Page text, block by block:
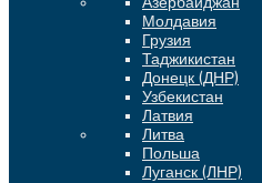
Молдавия
Грузия
Таджикистан
Донецк (ДНР)
Узбекистан
Латвия
Литва
Польша
Луганск (ЛНР)